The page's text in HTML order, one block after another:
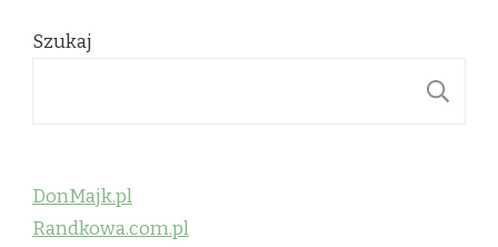
Szukaj
DonMajk.pl
Randkowa.com.pl